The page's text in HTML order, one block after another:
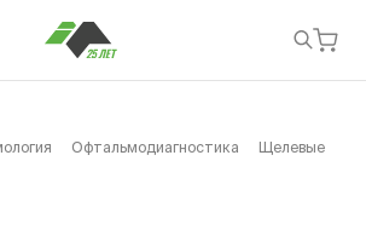
Офтальмодиагностика Щелевые